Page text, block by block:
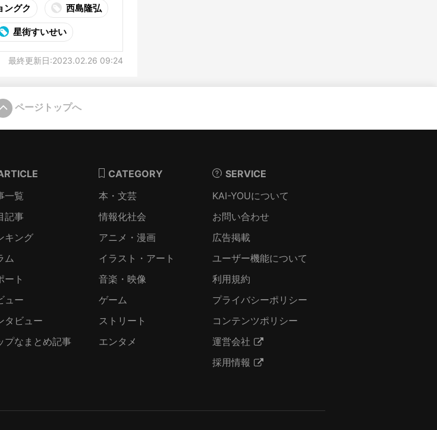
ングク 西島隆弘
星街すいせい
最終更新日:2023.02.26 09:24
ページトップへ
一覧
記事
キング
ム
ート
ュー
タビュー
プなまとめ記事
CATEGORY
本・文芸
情報化社会
アニメ・漫画
イラスト・アート
音楽・映像
ゲーム
ストリート
エンタメ
SERVICE
KAI-YOUについて
お問い合わせ
広告掲載
ユーザー機能について
利用規約
プライバシーポリシー
コンテンツポリシー
運営会社
採用情報